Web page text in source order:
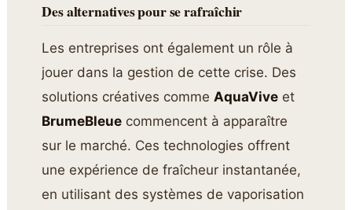
Des alternatives pour se rafraîchir
Les entreprises ont également un rôle à
jouer dans la gestion de cette crise. Des
solutions créatives commeAquaVive et
BrumeBleue commencent à apparaître
sur le marché. Ces technologies offrent
une expérience de fraîcheur instantanée,
en utilisant des systèmes de vaporisation